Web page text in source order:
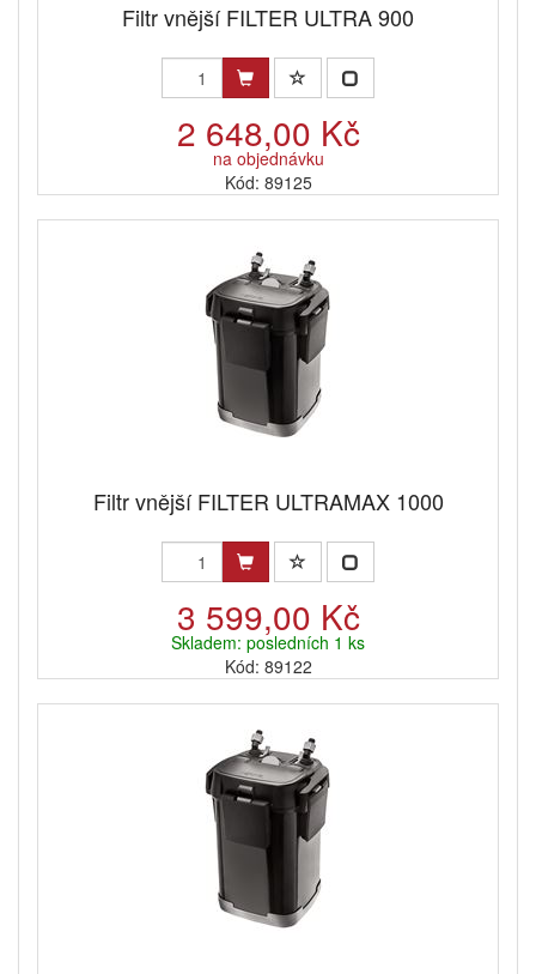
Filtr vnější FILTER ULTRA 900
2 648,00 Kč
na objednávku
Kód: 89125
Filtr vnější FILTER ULTRAMAX 1000
3 599,00 Kč
Skladem: posledních 1 ks
Kód: 89122